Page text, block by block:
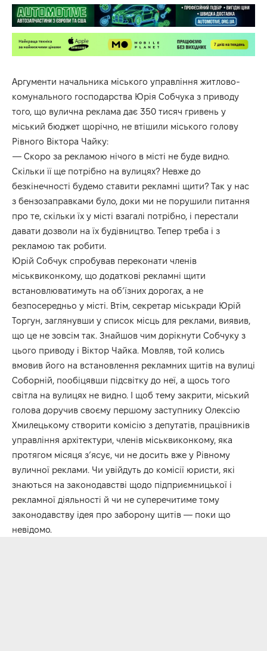
Аргументи начальника міського управління житлово-
комунального господарства Юрія Собчука з приводу
того, що вулична реклама дає 350 тисяч гривень у
міський бюджет щорічно, не втішили міського голову
Рівного Віктора Чайку:
— Скоро за рекламою нічого в місті не буде видно.
Скільки її ще потрібно на вулицях? Невже до
безкінечності будемо ставити рекламні щити? Так у нас
з бензозаправками було, доки ми не порушили питання
про те, скільки їх у місті взагалі потрібно, і перестали
давати дозволи на їх будівництво. Тепер треба і з
рекламою так робити.
Юрій Собчук спробував переконати членів
міськвиконкому, що додаткові рекламні щити
встановлюватимуть на об’їзних дорогах, а не
безпосередньо у місті. Втім, секретар міськради Юрій
Торгун, заглянувши у список місць для реклами, виявив,
що це не зовсім так. Знайшов чим дорікнути Собчуку з
цього приводу і Віктор Чайка. Мовляв, той колись
вмовив його на встановлення рекламних щитів на вулиці
Соборній, пообіцявши підсвітку до неї, а щось того
світла на вулицях не видно. І щоб тему закрити, міський
голова доручив своєму першому заступнику Олексію
Хмилецькому створити комісію з депутатів, працівників
управління архітектури, членів міськвиконкому, яка
протягом місяця з’ясує, чи не досить вже у Рівному
вуличної реклами. Чи увійдуть до комісії юристи, які
знаються на законодавстві щодо підприємницької і
рекламної діяльності й чи не суперечитиме тому
законодавству ідея про заборону щитів — поки що
невідомо.